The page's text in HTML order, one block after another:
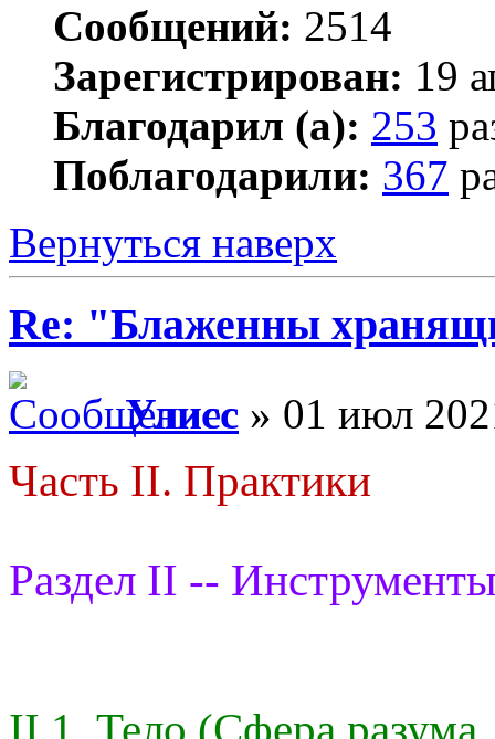
Сообщений: 2514
Зарегистрирован: 19
Благодарил (а): 253
Поблагодарили: 367
Вернуться наверх
Re: "Блаженны
Улисс » 01 июл
Часть II. Практики
Раздел II --